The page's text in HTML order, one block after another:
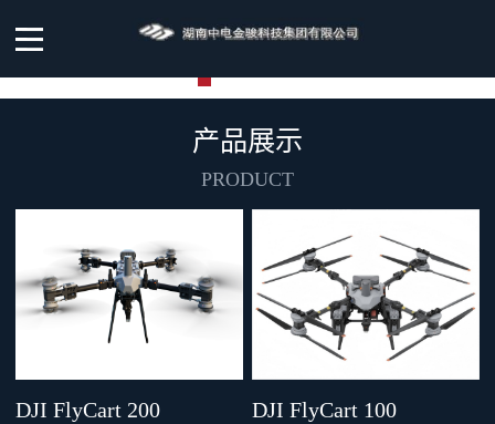
产品展示
PRODUCT
DJI FlyCart 200 DJI FlyCart 100